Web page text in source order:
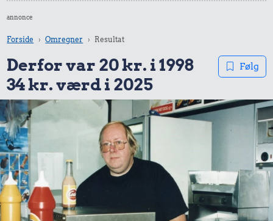
annonce
Forside Omregner Resultat
Derfor var 20 kr. i 1998
34 kr. værd i 2025
Følg